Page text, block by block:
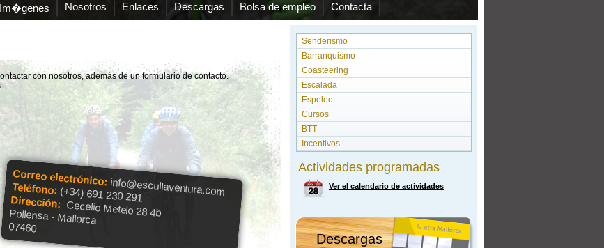
Im�genes Nosotros Enlaces Descargas Bolsa de empleo Contacta
Senderismo
Barranquismo
Coasteering
Escalada
Espeleo
Cursos
BTT
Incentivos
Actividades programadas
Ver el calendario de actividades
Descargas
con nosotros, además de un formulario de contacto.
Correo electrónico:info@escullaventura.com
Teléfono:(+34) 691 230 291
Dirección:Cecelio Metelo 28 4b
Pollensa - Mallorca
07460